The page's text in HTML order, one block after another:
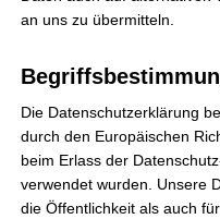
Vorstand wurde entlastet
noch ein guter Überschuss
Planung weiterer Aktionen
können. Ein weiterer
Ergebnis
Mitgliederversammlung
Weiterlesen »
an uns zu übermitteln.
Die Datenschutzerklärung
durch den Europäischen
beim Erlass der
verwendet wurden. Unsere
die Öffentlichkeit als auch